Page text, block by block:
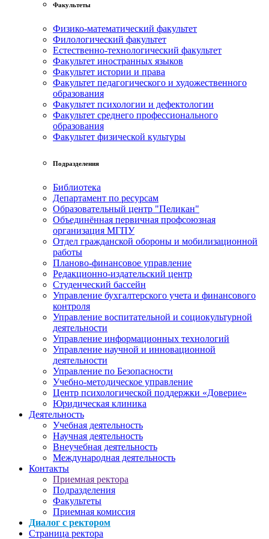
Факультеты
Физико-математический факультет
Филологический факультет
Естественно-технологический факультет
Факультет иностранных языков
Факультет истории и права
Факультет педагогического и художественного
образования
Факультет психологии и дефектологии
Факультет среднего профессионального
образования
Факультет физической культуры
Подразделения
Библиотека
Департамент по ресурсам
Образовательный центр "Пеликан"
Объединённая первичная профсоюзная
организация МГПУ
Отдел гражданской обороны и мобилизационной
работы
Планово-финансовое управление
Редакционно-издательский центр
Студенческий бассейн
Управление бухгалтерского учета и финансового
контроля
Управление воспитательной и социокультурной
деятельности
Управление информационных технологий
Управление научной и инновационной
деятельности
Управление по Безопасности
Учебно-методическое управление
Центр психологической поддержки «Доверие»
Юридическая клиника
Деятельность
Учебная деятельность
Научная деятельность
Внеучебная деятельность
Международная деятельность
Контакты
Приемная ректора
Подразделения
Факультеты
Приемная комиссия
Диалог с ректором
Страница ректора